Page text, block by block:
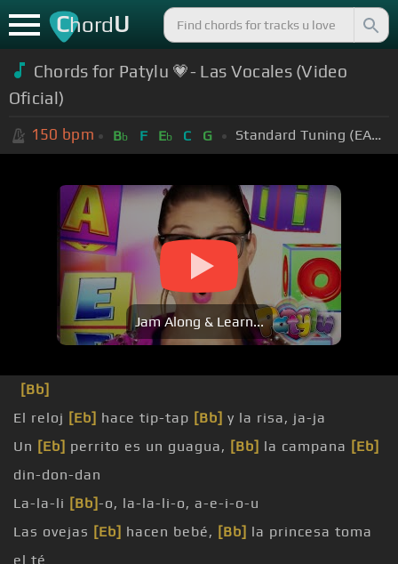
ChordU
Chords for Patylu 💗- Las Vocales (Video
Oficial)
150 bpm Bb F Eb C G Standard Tuning (EADGBE)
Jam Along & Learn...
[Bb]
El reloj [Eb] hace tip-tap [Bb] y la risa, ja-ja
Un [Eb] perrito es un guagua, [Bb] la campana [Eb]
din-don-dan
La-la-li [Bb]-o, la-la-li-o, a-e-i-o-u
Las ovejas [Eb] hacen bebé, [Bb] la princesa toma
el té